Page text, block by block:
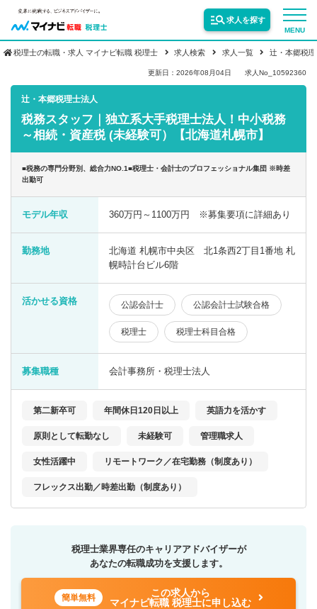
MENU
求人を探す
転職お役立ち情報
業界情報
求人情報
税理士の転職・求人 マイナビ転職 税理士 求人検索 求人一覧 辻・本郷税
更新日：2026年08月04日 求人No_10592360
辻・本郷税理士法人
税務スタッフ｜独立系大手税理士法人！中小税務
～相続・資産税 (未経験可）【北海道札幌市】
■税務の専門分野別、総合力NO.1■税理士・会計士のプロフェッショナル集団 ※時差
出勤可
モデル年収 360万円～1100万円 ※募集要項に詳細あり
勤務地
北海道 札幌市中央区 北1条西2丁目1番地 札
幌時計台ビル6階
活かせる資格 公認会計士 公認会計士試験合格
税理士 税理士科目合格
募集職種 会計事務所・税理士法人
第二新卒可 年間休日120日以上 英語力を活かす
原則として転勤なし 未経験可 管理職求人
女性活躍中 リモートワーク／在宅勤務（制度あり）
フレックス出勤／時差出勤（制度あり）
税理士業界専任のキャリアアドバイザーが
あなたの転職成功を支援します。
簡単無料
この求人から
マイナビ転職 税理士に申し込む